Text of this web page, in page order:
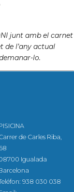
junt amb el carnet
de l’any actual
lo.
de Carles Riba,
Igualada
938 030 038